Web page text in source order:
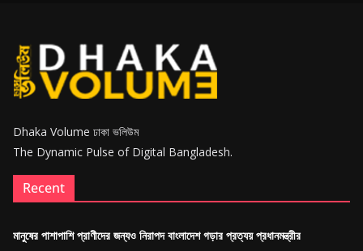
Dhaka Volume ঢাকা ভলিউম
The Dynamic Pulse of Digital Bangladesh.
Recent
মানুষের পাশাপাশি প্রাণীদের জন্যও নিরাপদ বাংলাদেশ গড়ার প্রত্যয় প্রধানমন্ত্রীর